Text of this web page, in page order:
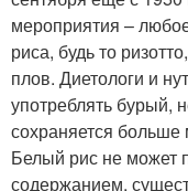
мероприятия –
риса, будь то
плов. Диетологи и
употреблять бурый,
сохраняется
Белый рис не может
содержанием,